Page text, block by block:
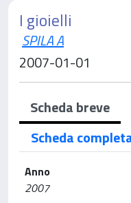
I gioielli
SPILA A
2007-01-01
Scheda breve
Scheda
Anno
2007